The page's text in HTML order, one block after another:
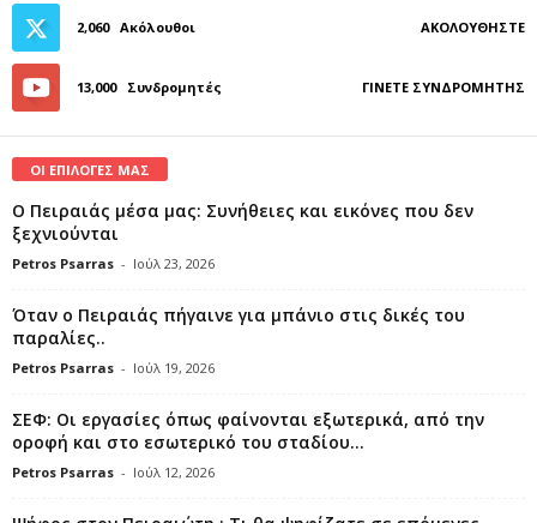
2,060 Ακόλουθοι ΑΚΟΛΟΥΘΉΣΤΕ
13,000 Συνδρομητές ΓΊΝΕΤΕ ΣΥΝΔΡΟΜΗΤΉΣ
ΟΙ ΕΠΙΛΟΓΕΣ ΜΑΣ
Ο Πειραιάς μέσα μας: Συνήθειες και εικόνες που δεν
ξεχνιούνται
Petros Psarras - Ιούλ 23, 2026
Όταν ο Πειραιάς πήγαινε για μπάνιο στις δικές του
παραλίες..
Petros Psarras - Ιούλ 19, 2026
ΣΕΦ: Οι εργασίες όπως φαίνονται εξωτερικά, από την
οροφή και στο εσωτερικό του σταδίου...
Petros Psarras - Ιούλ 12, 2026